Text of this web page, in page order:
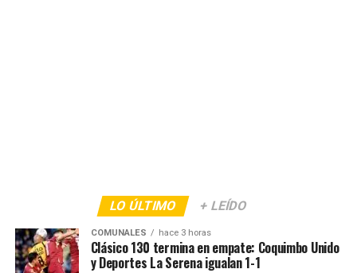
LO ÚLTIMO + LEÍDO
COMUNALES hace 3 horas
Clásico 130 termina en empate: Coquimbo Unido
y Deportes La Serena igualan 1-1